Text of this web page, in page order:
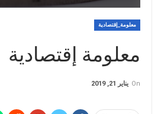
معلومة_إقتصادية
معلومة إقتصادية
On يناير 21, 2019